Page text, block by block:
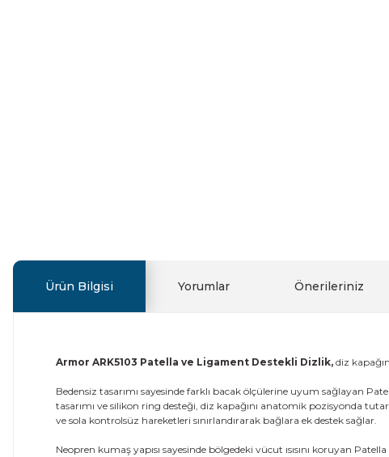
Ürün Bilgisi Yorumlar Önerileriniz
Armor ARK5103 Patella ve Ligament Destekli Dizlik, diz
Bedensiz tasarımı sayesinde farklı bacak ölçülerine uyum sağlayan
tasarımı ve silikon ring desteği, diz kapağını anatomik pozisyonda
ve sola kontrolsüz hareketleri sınırlandırarak bağlara ek destek sağlar.
Neopren kumaş yapısı sayesinde bölgedeki vücut ısısını koruyan